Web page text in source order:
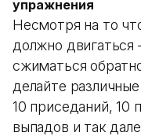
упражнения
Несмотря на то
должно двигаться
сжиматься
делайте
10 приседаний, 10
выпадов и так